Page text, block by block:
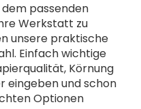
passenden
Werkstatt zu
unsere praktische
Einfach wichtige
Körnung
eingeben und schon
Optionen